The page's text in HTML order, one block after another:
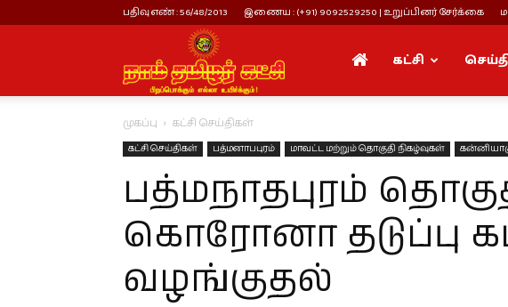
பதிவு எண் : 56/48/2013 இணைய : (+91) 9092529250 | உறுப்பினர் சேர்க்கை
நாம்
கட்சி
கட்சி
முகப்பு கட்சி செய்திகள்
கட்சி செய்திகள் பத்மனாபபுரம் மாவட்ட மற்றும் தொகுதி நிகழ்வுகள்
பத்மநாதபுரம்
கொரோனா தடுப்பு
வழங்குதல்